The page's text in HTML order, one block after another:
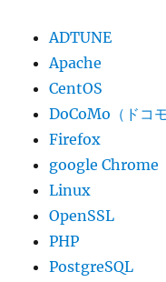
ADTUNE
Apache
CentOS
DoCoMo（ドコモ
Firefox
google Chrome
Linux
OpenSSL
PHP
PostgreSQL